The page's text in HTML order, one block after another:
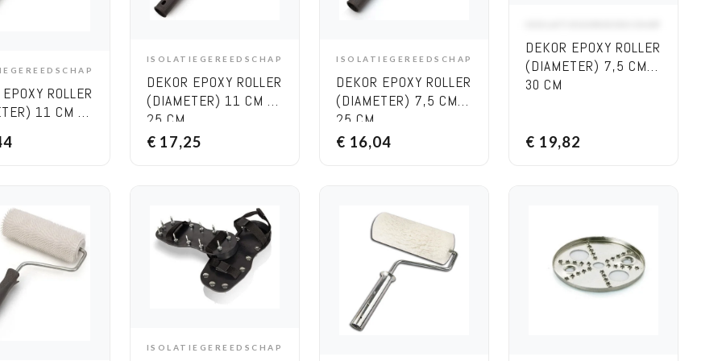
TO CART
ROLLER
11 CM X
OPTIONS
ISOLATIEGEREEDSCHAP
DEKOR EPOXY ROLLER
(DIAMETER) 11 CM X
25 CM
€ 17,25
ADD TO CART
ISOLATIEGEREEDSCHAP
DEKOR EPOXY ROLLER
(DIAMETER) 7,5 CM
25 CM
€ 16,04
DEKOR EPOXY ROLLER
(DIAMETER) 7,5 CM
30 CM
€ 19,82
ADD TO CART
ISOLATIEGEREEDSCHAP